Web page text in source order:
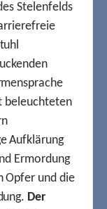
Stelenfelds
beleuchteten
Aufklärung
Ermordung
Opfer und die
Der